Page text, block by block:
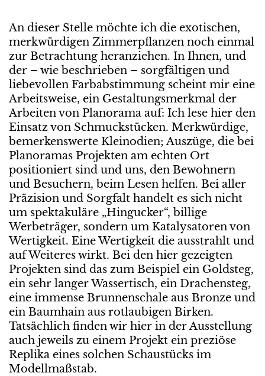
An dieser Stelle möchte ich die exotischen,
merkwürdigen Zimmerpflanzen noch einmal
zur Betrachtung heranziehen. In Ihnen, und
der – wie beschrieben – sorgfältigen und
liebevollen Farbabstimmung scheint mir eine
Arbeitsweise, ein Gestaltungsmerkmal der
Arbeiten von Planorama auf: Ich lese hier den
Einsatz von Schmuckstücken. Merkwürdige,
bemerkenswerte Kleinodien; Auszüge, die bei
Planoramas Projekten am echten Ort
positioniert sind und uns, den Bewohnern
und Besuchern, beim Lesen helfen. Bei aller
Präzision und Sorgfalt handelt es sich nicht
um spektakuläre „Hingucker“, billige
Werbeträger, sondern um Katalysatoren von
Wertigkeit. Eine Wertigkeit die ausstrahlt und
auf Weiteres wirkt. Bei den hier gezeigten
Projekten sind das zum Beispiel ein Goldsteg,
ein sehr langer Wassertisch, ein Drachensteg,
eine immense Brunnenschale aus Bronze und
ein Baumhain aus rotlaubigen Birken.
Tatsächlich finden wir hier in der Ausstellung
auch jeweils zu einem Projekt ein preziöse
Replika eines solchen Schaustücks im
Modellmaßstab.